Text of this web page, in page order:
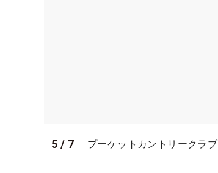
5 / 7 プーケットカントリークラブ